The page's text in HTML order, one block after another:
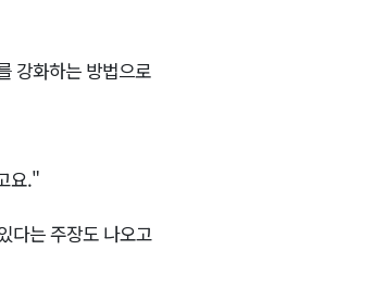
강화하는 방법으로
요."
다는 주장도 나오고